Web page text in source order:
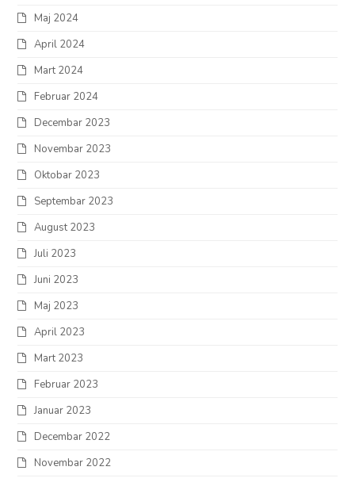
Maj 2024
April 2024
Mart 2024
Februar 2024
Decembar 2023
Novembar 2023
Oktobar 2023
Septembar 2023
August 2023
Juli 2023
Juni 2023
Maj 2023
April 2023
Mart 2023
Februar 2023
Januar 2023
Decembar 2022
Novembar 2022